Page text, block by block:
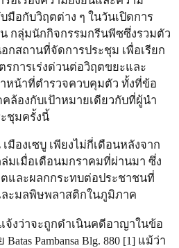
อกับวิฤตต่าง ๆ ในวันเปิดการ
กลุ่มนักกิจกรรมกรีนพีซซึ่งรวมตัว
กสถานที่จัดการประชุม เพื่อเรียก
การเร่งด่วนต่อวิฤตขยะและ
หน้าที่ตำรวจควบคุมตัว ทั้งที่ข้อ
คล้องกับเป้าหมายเดียวกับที่ผู้นำ
ชุมครั้งนี้
องเซบู เพียงไม่กี่เดือนหลังจาก
มเมื่อเดือนมกราคมที่ผ่านมา ซึ่ง
และผลกกระทบต่อประชาชนที่
ะมลพิษพลาสติกในภูมิภาค
จ้งว่าจะถูกดำเนินคดีอาญาในข้อ
Pambansa Blg. 880 [1] แม้ว่า